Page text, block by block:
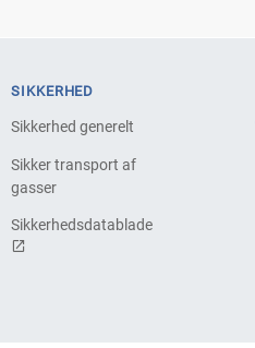
SIKKERHED
Sikkerhed generelt
Sikker transport af
gasser
Sikkerhedsdatablade